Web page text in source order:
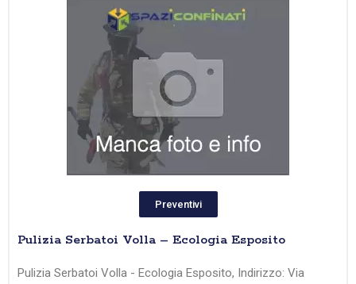
Preventivi
Pulizia Serbatoi Volla – Ecologia Esposito
Pulizia Serbatoi Volla - Ecologia Esposito, Indirizzo: Via